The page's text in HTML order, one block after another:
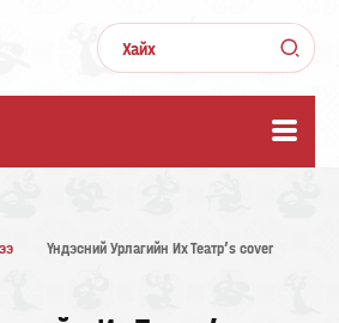
Үндэсний Урлагийн Их Театр’s cover